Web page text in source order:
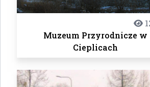
Muzeum Przyrodnicze w
Cieplicach